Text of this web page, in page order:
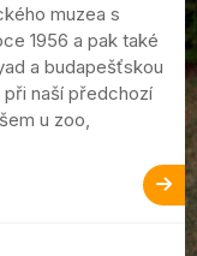
muzea s
1956 a pak také
a budapešťskou
při naší předchozí
u zoo,